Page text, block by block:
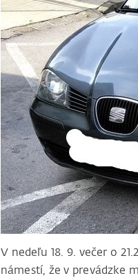
V nedeľu 18. 9. večer o
námestí, že v prevádzke